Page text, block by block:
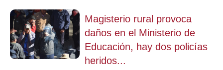
Magisterio rural provoca
daños en el Ministerio de
Educación, hay dos policías
heridos...